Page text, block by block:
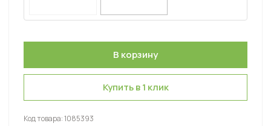
Купить в 1 клик
Код товара:1085393